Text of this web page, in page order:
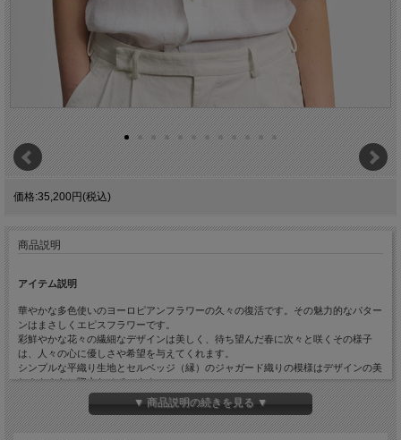
価格:35,200円(税込)
商品説明
アイテム説明
華やかな多色使いのヨーロピアンフラワーの久々の復活です。その魅力的なパター
ンはまさしくエピスフラワーです。
彩鮮やかな花々の繊細なデザインは美しく、待ち望んだ春に次々と咲くその様子
は、人々の心に優しさや希望を与えてくれます。
シンプルな平織り生地とセルベッジ（縁）のジャガード織りの模様はデザインの美
しさをさらに際立たせています。
素材は上質なコットンリネン。麻の清涼感とエレガントさにコットンのナチュラル
感がプラスされ、春夏のおしゃれに最適です。
リゾート地での夕方から夜にかけてのおしゃれな場面や改まった席でも活躍してく
▼ 商品説明の続きを見る ▼